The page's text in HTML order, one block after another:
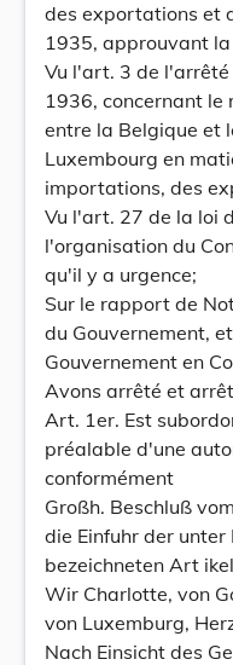
des exportations et
1935, approuvant
Vu l'art. 3 de
1936, concernant le
entre la Belgique et
Luxembourg en
importations, des
Vu l'art. 27 de la loi
l'organisation du
qu'il y a urgence;
Sur le rapport de
du Gouvernement,
Gouvernement en
Avons arrêté et
Art. 1er. Est
préalable d'une
conformément
Großh. Beschluß
die Einfuhr der
bezeichneten Art
Wir Charlotte, von
von Luxemburg,
Nach Einsicht des